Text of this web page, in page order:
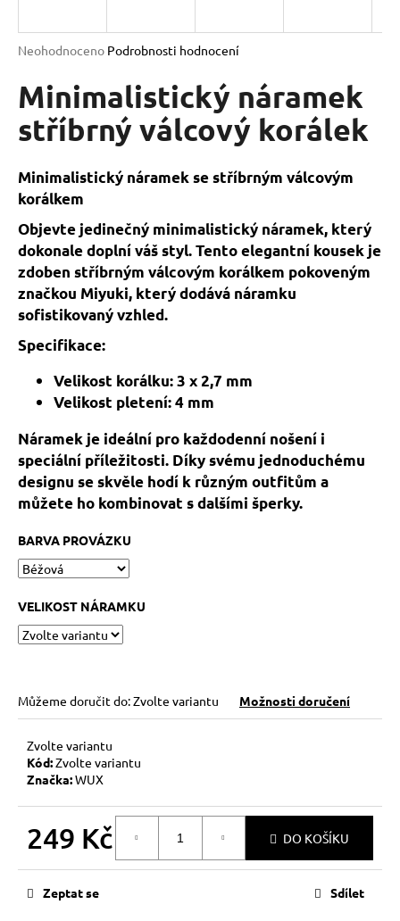
Průměrné
produktu
je
0,0
z
hvězdiček.
Neohodnoceno Podrobnosti hodnocení
Minimalistický náramek
stříbrný válcový korálek
Minimalistický náramek se stříbrným válcovým
korálkem
Objevte jedinečný minimalistický náramek, který
dokonale doplní váš styl. Tento elegantní kousek je
zdoben stříbrným válcovým korálkem pokoveným
značkou Miyuki, který dodává náramku
sofistikovaný vzhled.
Specifikace:
Velikost korálku: 3 x 2,7 mm
Velikost pletení: 4 mm
Náramek je ideální pro každodenní nošení i
speciální příležitosti. Díky svému jednoduchému
designu se skvěle hodí k různým outfitům a
můžete ho kombinovat s dalšími šperky.
BARVA PROVÁZKU
VELIKOST NÁRAMKU
Můžeme doručit do:Zvolte variantu Možnosti doručení
Zvolte variantu
Kód:Zvolte variantu
Značka:WUX
249 Kč DO KOŠÍKU
Zeptat se Sdílet
j
t
?
D
o
p
o
j
e
m
e
BLÍŽENCI
Kč